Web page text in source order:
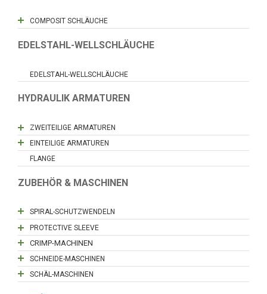
COMPOSIT SCHLÄUCHE
EDELSTAHL-WELLSCHLÄUCHE
EDELSTAHL-WELLSCHLÄUCHE
HYDRAULIK ARMATUREN
ZWEITEILIGE ARMATUREN
EINTEILIGE ARMATUREN
FLANGE
ZUBEHÖR & MASCHINEN
SPIRAL-SCHUTZWENDELN
PROTECTIVE SLEEVE
CRIMP-MACHINEN
SCHNEIDE-MASCHINEN
SCHÄL-MASCHINEN